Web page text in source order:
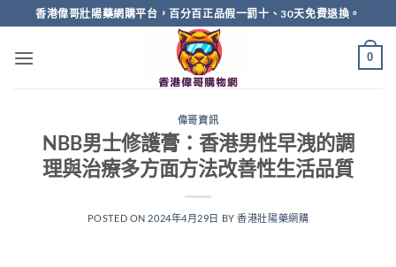
to
content
香港偉哥壯陽藥網購平台，百分百正品假一罰十、30天免費退換。
0
偉哥資訊
NBB男士修護膏：香港男性早洩的調
理與治療多方面方法改善性生活品質
POSTED ON 2024年4月29日 BY香港壯陽藥網購